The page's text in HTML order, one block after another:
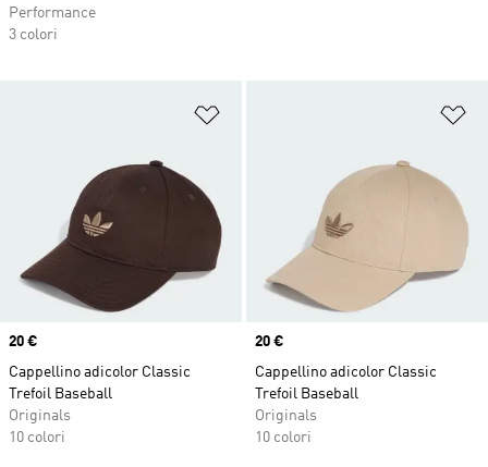
Performance
3 colori
Aggiungi alla lista dei desideri
Price
20 €
Cappellino adicolor Classic
Trefoil Baseball
Originals
10 colori
Price
20 €
Cappellino adicolor Classic
Trefoil Baseball
Originals
10 colori